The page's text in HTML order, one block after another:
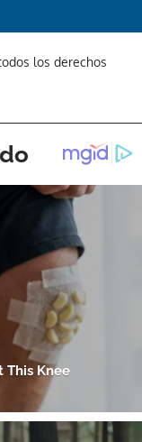
los derechos